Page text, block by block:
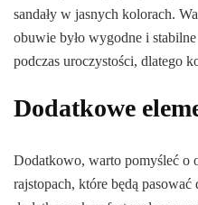
sandały w jasnych kolorach.
obuwie było wygodne i
podczas uroczystości, dlatego
Dodatkowe
Dodatkowo, warto pomyśleć o
rajstopach, które będą